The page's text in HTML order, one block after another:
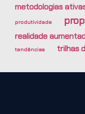
metodologias
produtividade
realidade
tendências trilhas